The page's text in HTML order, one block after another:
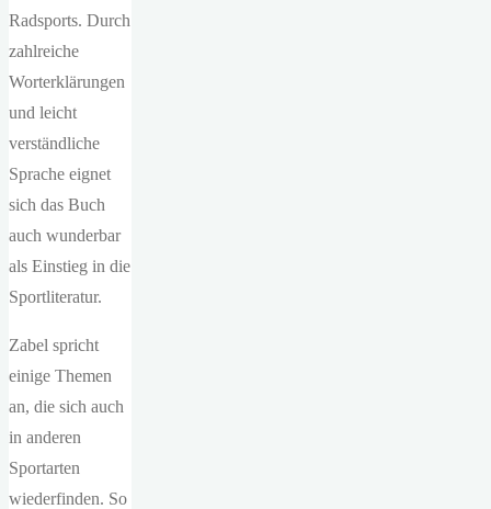
Radsports. Durch
zahlreiche
Worterklärungen
und leicht
verständliche
Sprache eignet
sich das Buch
auch wunderbar
als Einstieg in die
Sportliteratur.
Zabel spricht
einige Themen
an, die sich auch
in anderen
Sportarten
wiederfinden. So